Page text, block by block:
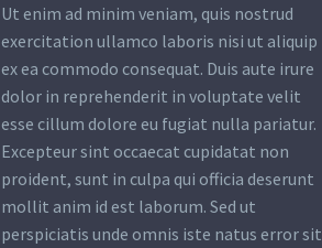
Ut enim ad minim veniam, quis nostrud
exercitation ullamco laboris nisi ut aliquip
ex ea commodo consequat. Duis aute irure
dolor in reprehenderit in voluptate velit
esse cillum dolore eu fugiat nulla pariatur.
Excepteur sint occaecat cupidatat non
proident, sunt in culpa qui officia deserunt
mollit anim id est laborum. Sed ut
perspiciatis unde omnis iste natus error sit